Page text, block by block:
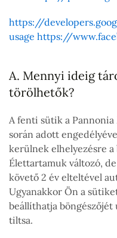
https://
usage https://
A. Mennyi ideig
törölhetők?
A fenti sütik a
során adott
kerülnek elhelyezésre a
Élettartamuk változó,
követő 2 év elteltével
Ugyanakkor Ön a
beállíthatja böngészőjét
tiltsa.